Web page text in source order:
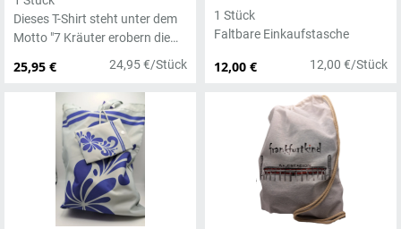
25,95 € 24,95 €/Stück
Dieses T-Shirt steht unter dem
Motto "7 Kräuter erobern die
Welt" - das Shirt zur Frankfurter
Grünen Soße!
12,00 € 12,00 €/Stück
1 Stück
Faltbare Einkaufstasche